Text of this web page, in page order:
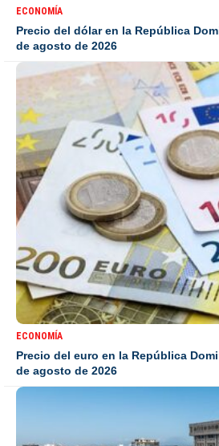
ECONOMÍA
Precio del dólar en la República
de agosto de 2026
ECONOMÍA
Precio del euro en la República
de agosto de 2026